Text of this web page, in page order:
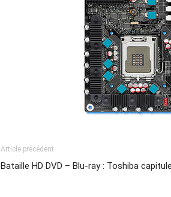
Article précédent
Bataille HD DVD – Blu-ray : Toshiba capitule